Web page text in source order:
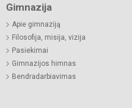
Gimnazija
Apie gimnaziją
Filosofija, misija, vizija
Pasiekimai
Gimnazijos himnas
Bendradarbiavimas